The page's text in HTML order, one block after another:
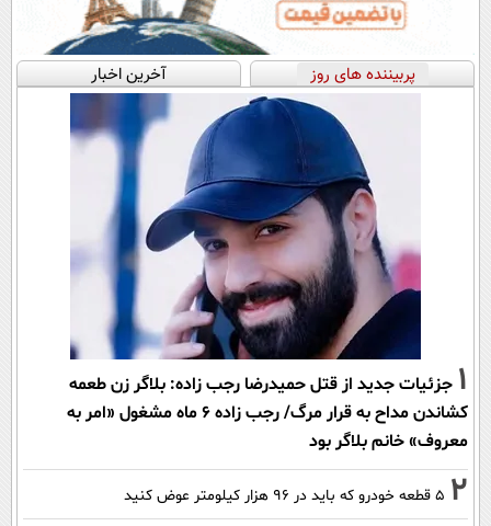
پربیننده های روز آخرین اخبار
1 جزئیات جدید از قتل حمیدرضا رجب زاده: بلاگر زن طعمه
کشاندن مداح به قرار مرگ/ رجب زاده 6 ماه مشغول «امر به
معروف» خانم بلاگر بود
2 ۵ قطعه خودرو که باید در ۹۶ هزار کیلومتر عوض کنید